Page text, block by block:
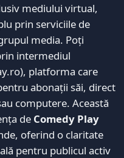
mediului virtual,
prin serviciile de
media. Poți
intermediul
platforma care
abonații săi, direct
computere. Această
de Comedy Play
oferind o claritate
pentru publicul activ